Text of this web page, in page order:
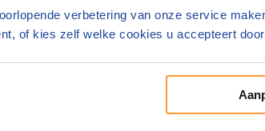
verbetering van onze service
of kies zelf welke cookies u accepteert
in Heeg in ons overzicht
in de buurt van Heeg
Heeg voor Testament
in Heeg?
u notariskosten. De notaris mag zelf zijn